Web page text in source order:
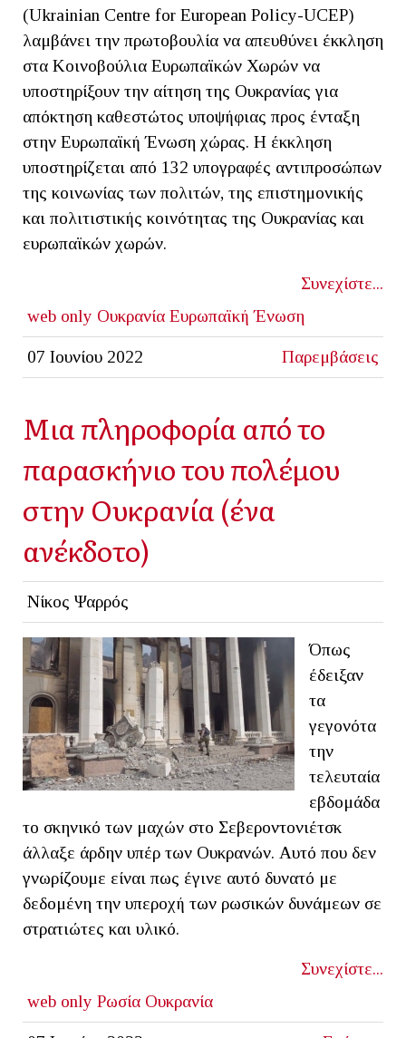
(Ukrainian Centre for European Policy-UCEP)
λαμβάνει την πρωτοβουλία να απευθύνει έκκληση
στα Κοινοβούλια Ευρωπαϊκών Χωρών να
υποστηρίξουν την αίτηση της Ουκρανίας για
απόκτηση καθεστώτος υποψήφιας προς ένταξη
στην Ευρωπαϊκή Ένωση χώρας. Η έκκληση
υποστηρίζεται από 132 υπογραφές αντιπροσώπων
της κοινωνίας των πολιτών, της επιστημονικής
και πολιτιστικής κοινότητας της Ουκρανίας και
ευρωπαϊκών χωρών.
Συνεχίστε...
web only Ουκρανία Ευρωπαϊκή Ένωση
07 Ιουνίου 2022 Παρεμβάσεις
Μια πληροφορία από το
παρασκήνιο του πολέμου
στην Ουκρανία (ένα
ανέκδοτο)
Νίκος Ψαρρός
Όπως
έδειξαν
τα
γεγονότα
την
τελευταία
εβδομάδα
το σκηνικό των μαχών στο Σεβεροντονιέτσκ
άλλαξε άρδην υπέρ των Ουκρανών. Αυτό που δεν
γνωρίζουμε είναι πως έγινε αυτό δυνατό με
δεδομένη την υπεροχή των ρωσικών δυνάμεων σε
στρατιώτες και υλικό.
Συνεχίστε...
web only Ρωσία Ουκρανία